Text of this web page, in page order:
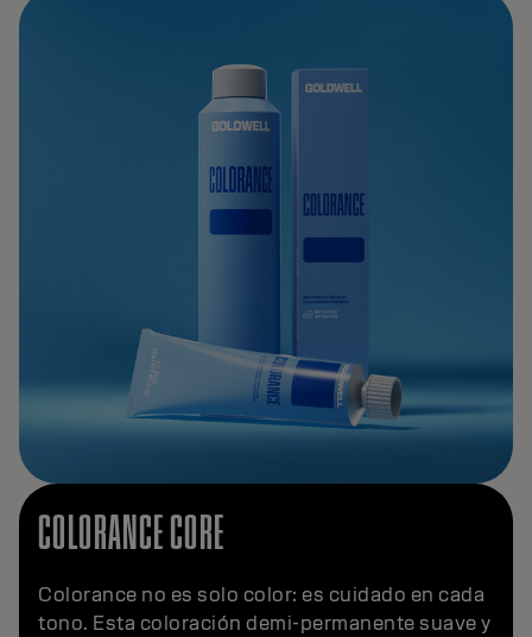
COLORANCE CORE
Colorance no es solo color: es cuidado en cada
tono. Esta coloración demi-permanente suave y